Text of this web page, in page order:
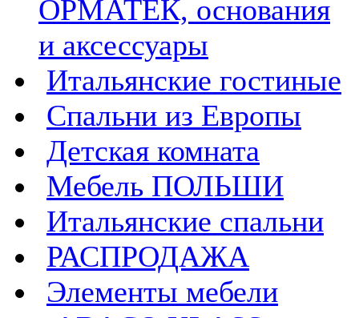
ОРМАТЕК, основания
и аксессуары
Итальянские гостиные
Спальни из Европы
Детская комната
Мебель ПОЛЬШИ
Итальянские спальни
РАСПРОДАЖА
Элементы мебели